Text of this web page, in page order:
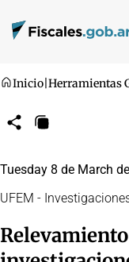
Inicio Herramientas
CompartirCopiar
Tuesday 8 de March
UFEM -